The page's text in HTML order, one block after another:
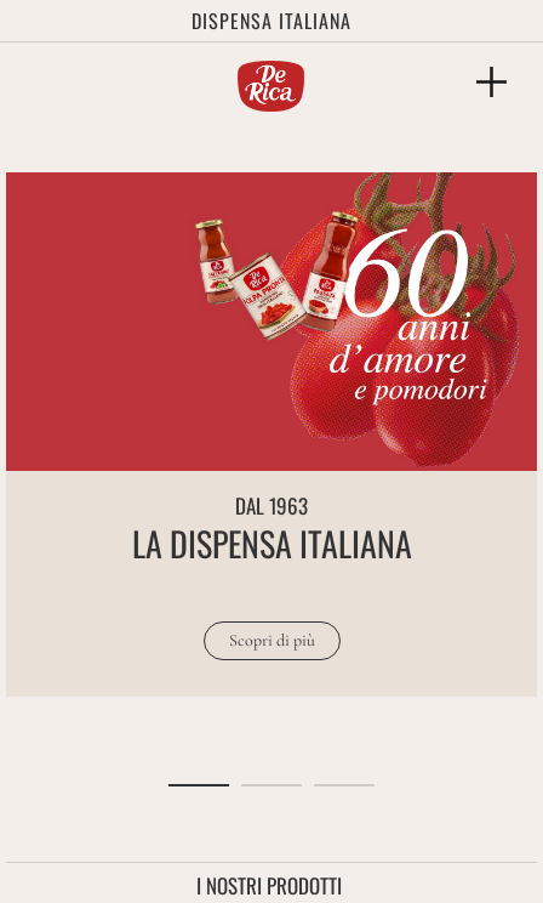
DISPENSA ITALIANA
DAL 1963
LA DISPENSA ITALIANA
Scopri di più
I NOSTRI PRODOTTI